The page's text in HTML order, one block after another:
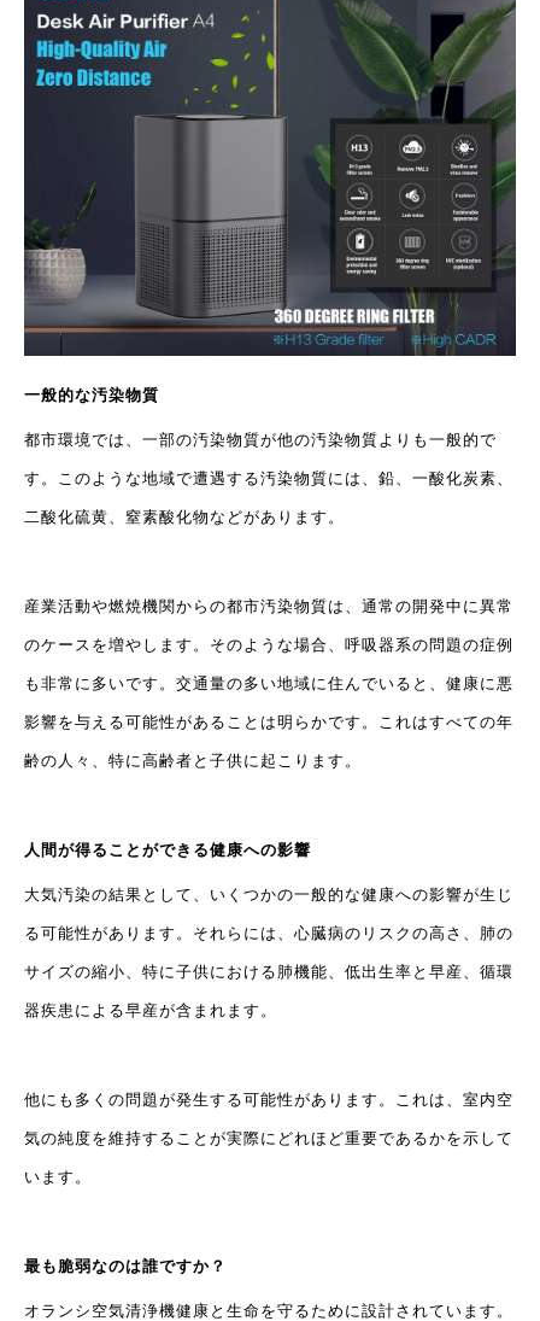
一般的な汚染物質
都市環境では、一部の汚染物質が他の汚染物質よりも一般的で
す。このような地域で遭遇する汚染物質には、鉛、一酸化炭素、
二酸化硫黄、窒素酸化物などがあります。
産業活動や燃焼機関からの都市汚染物質は、通常の開発中に異常
のケースを増やします。そのような場合、呼吸器系の問題の症例
も非常に多いです。交通量の多い地域に住んでいると、健康に悪
影響を与える可能性があることは明らかです。これはすべての年
齢の人々、特に高齢者と子供に起こります。
人間が得ることができる健康への影響
大気汚染の結果として、いくつかの一般的な健康への影響が生じ
る可能性があります。それらには、心臓病のリスクの高さ、肺の
サイズの縮小、特に子供における肺機能、低出生率と早産、循環
器疾患による早産が含まれます。
他にも多くの問題が発生する可能性があります。これは、室内空
気の純度を維持することが実際にどれほど重要であるかを示して
います。
最も脆弱なのは誰ですか？
オランシ空気清浄機健康と生命を守るために設計されています。